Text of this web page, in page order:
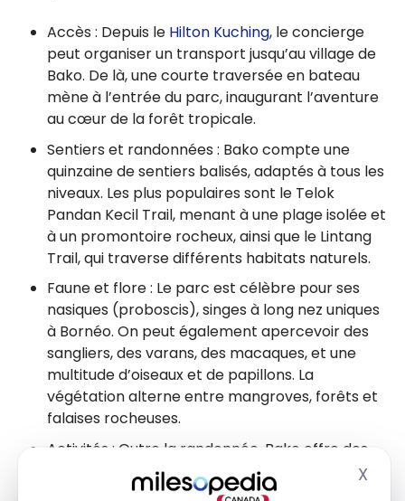
X
Accès : Depuis le Hilton Kuching, le concierge
peut organiser un transport jusqu’au village de
Bako. De là, une courte traversée en bateau
mène à l’entrée du parc, inaugurant l’aventure
au cœur de la forêt tropicale.
Sentiers et randonnées : Bako compte une
quinzaine de sentiers balisés, adaptés à tous les
niveaux. Les plus populaires sont le Telok
Pandan Kecil Trail, menant à une plage isolée et
à un promontoire rocheux, ainsi que le Lintang
Trail, qui traverse différents habitats naturels.
Faune et flore : Le parc est célèbre pour ses
nasiques (proboscis), singes à long nez uniques
à Bornéo. On peut également apercevoir des
sangliers, des varans, des macaques, et une
multitude d’oiseaux et de papillons. La
végétation alterne entre mangroves, forêts et
falaises rocheuses.
Activités : Outre la randonnée, Bako offre des
plages sauvages pour la baignade, des
excursions guidées pour observer les animaux